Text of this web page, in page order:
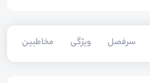
سرفصل ویژگی مخاطبین